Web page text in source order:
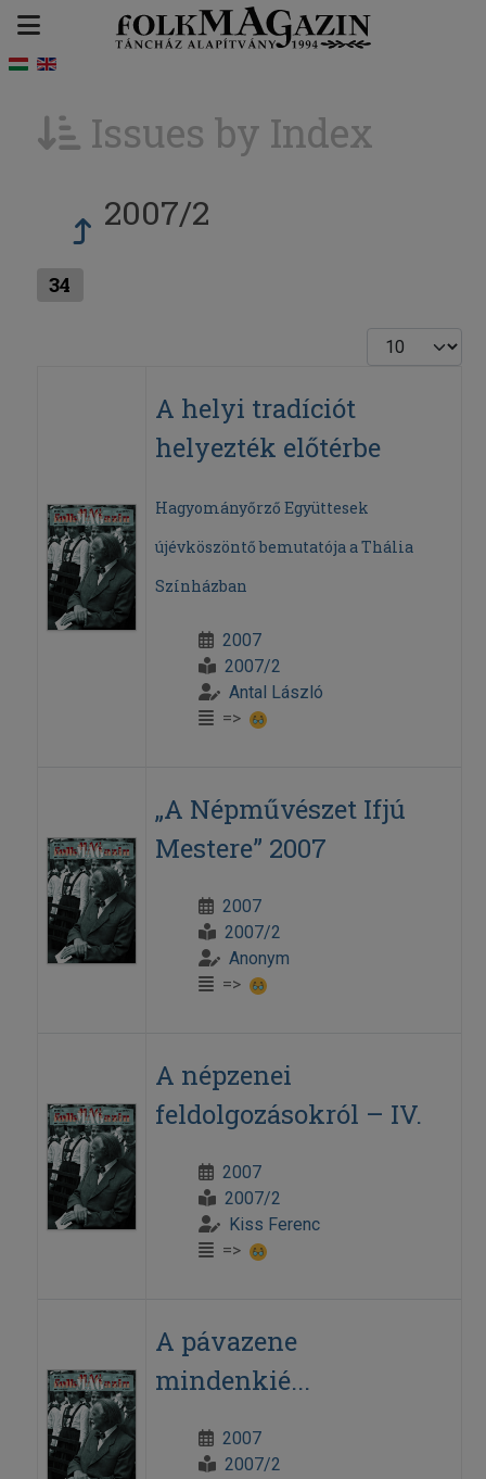
Issues by Index
2007/2
34
Display #
A helyi tradíciót
helyezték előtérbe
Hagyományőrző Együttesek
újévköszöntő bemutatója a Thália
Színházban
2007
2007/2
Antal László
=>
„A Népművészet Ifjú
Mestere” 2007
2007
2007/2
Anonym
=>
A népzenei
feldolgozásokról – IV.
2007
2007/2
Kiss Ferenc
=>
A pávazene
mindenkié...
2007
2007/2